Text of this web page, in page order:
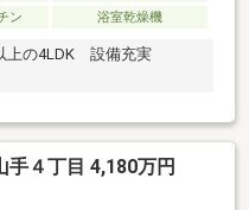
ン 浴室乾燥機
上の4LDK 設備充実
４丁目 4,180万円